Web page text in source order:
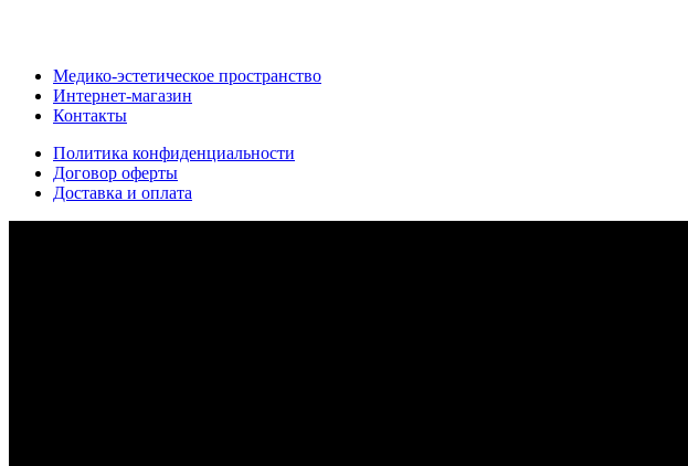
Медико-эстетическое пространство
Интернет-магазин
Контакты
Политика конфиденциальности
Договор оферты
Доставка и оплата